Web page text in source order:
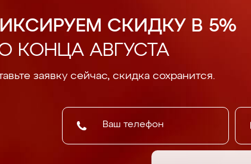
СКИДКУ В 5%
КОНЦА АВГУСТА
заявку сейчас, скидка сохранится.